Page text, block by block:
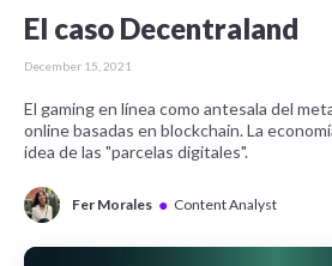
El caso Decentraland
December 15, 2021
El gaming en línea como antesala del
online basadas en blockchain. La
idea de las "parcelas digitales".
Fer Morales ● Content Analyst